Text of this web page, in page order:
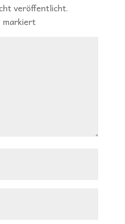
veröffentlicht.
markiert